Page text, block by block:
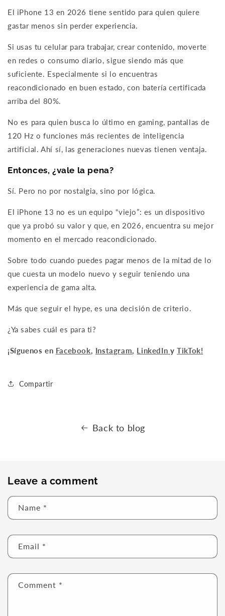
El iPhone 13 en 2026 tiene sentido para quien quiere
gastar menos sin perder experiencia.
Si usas tu celular para trabajar, crear contenido, moverte
en redes o consumo diario, sigue siendo más que
suficiente. Especialmente si lo encuentras
reacondicionado en buen estado, con batería certificada
arriba del 80%.
No es para quien busca lo último en gaming, pantallas de
120 Hz o funciones más recientes de inteligencia
artificial. Ahí sí, las generaciones nuevas tienen ventaja.
Entonces, ¿vale la pena?
Sí. Pero no por nostalgia, sino por lógica.
El iPhone 13 no es un equipo “viejo”: es un dispositivo
que ya probó su valor y que, en 2026, encuentra su mejor
momento en el mercado reacondicionado.
Sobre todo cuando puedes pagar menos de la mitad de lo
que cuesta un modelo nuevo y seguir teniendo una
experiencia de gama alta.
Más que seguir el hype, es una decisión de criterio.
¿Ya sabes cuál es para ti?
¡Síguenos en Facebook, Instagram, LinkedIn y TikTok!
Compartir
Back to blog
Leave a comment
Name *
Email *
Comment *